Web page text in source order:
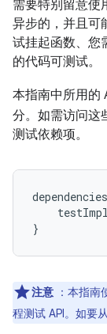
需要特别留意使
异步的，并且可
试挂起函数、您
的代码可测试。
本指南中所用的
分。如需访问这
测试依赖项。
dependencies
}
注意 ：本指
程测试 API。如要